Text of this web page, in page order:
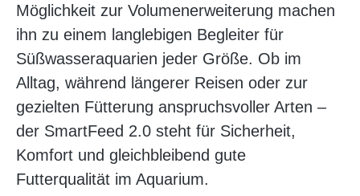
Möglichkeit zur Volumenerweiterung machen
ihn zu einem langlebigen Begleiter für
Süßwasseraquarien jeder Größe. Ob im
Alltag, während längerer Reisen oder zur
gezielten Fütterung anspruchsvoller Arten –
der SmartFeed 2.0 steht für Sicherheit,
Komfort und gleichbleibend gute
Futterqualität im Aquarium.